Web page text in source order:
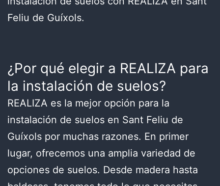
Feliu de Guíxols.
¿Por qué elegir a REALIZA para
la instalación de suelos?
REALIZA es la mejor opción para la
instalación de suelos en Sant Feliu de
Guíxols por muchas razones. En primer
lugar, ofrecemos una amplia variedad de
opciones de suelos. Desde madera hasta